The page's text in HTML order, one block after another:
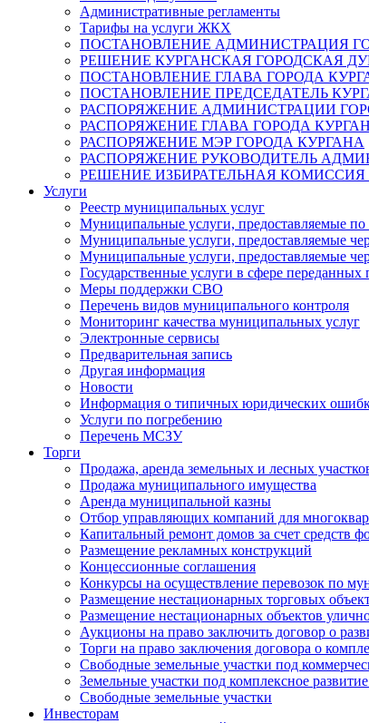
Административные регламенты
Тарифы на услуги ЖКХ
ПОСТАНОВЛЕНИЕ АДМИНИСТРАЦИЯ
РЕШЕНИЕ КУРГАНСКАЯ ГОРОДСКАЯ
ПОСТАНОВЛЕНИЕ ГЛАВА ГОРОДА
ПОСТАНОВЛЕНИЕ ПРЕДСЕДАТЕЛЬ
РАСПОРЯЖЕНИЕ АДМИНИСТРАЦИИ
РАСПОРЯЖЕНИЕ ГЛАВА ГОРОДА
РАСПОРЯЖЕНИЕ МЭР ГОРОДА КУРГАНА
РАСПОРЯЖЕНИЕ РУКОВОДИТЕЛЬ
РЕШЕНИЕ ИЗБИРАТЕЛЬНАЯ КОМИССИЯ
Услуги
Реестр муниципальных услуг
Муниципальные услуги, предоставляемые по
Муниципальные услуги, предоставляемые
Муниципальные услуги, предоставляемые
Государственные услуги в сфере
Меры поддержки СВО
Перечень видов муниципального контроля
Мониторинг качества муниципальных услуг
Электронные сервисы
Предварительная запись
Другая информация
Новости
Информация о типичных юридических
Услуги по погребению
Перечень МСЗУ
Торги
Продажа, аренда земельных и лесных
Продажа муниципального имущества
Аренда муниципальной казны
Отбор управляющих компаний для
Капитальный ремонт домов за счет средств
Размещение рекламных конструкций
Концессионные соглашения
Конкурсы на осуществление перевозок по
Размещение нестационарных торговых
Размещение нестационарных объектов
Аукционы на право заключить договор о
Торги на право заключения договора о
Свободные земельные участки под
Земельные участки под комплексное
Свободные земельные участки
Инвесторам